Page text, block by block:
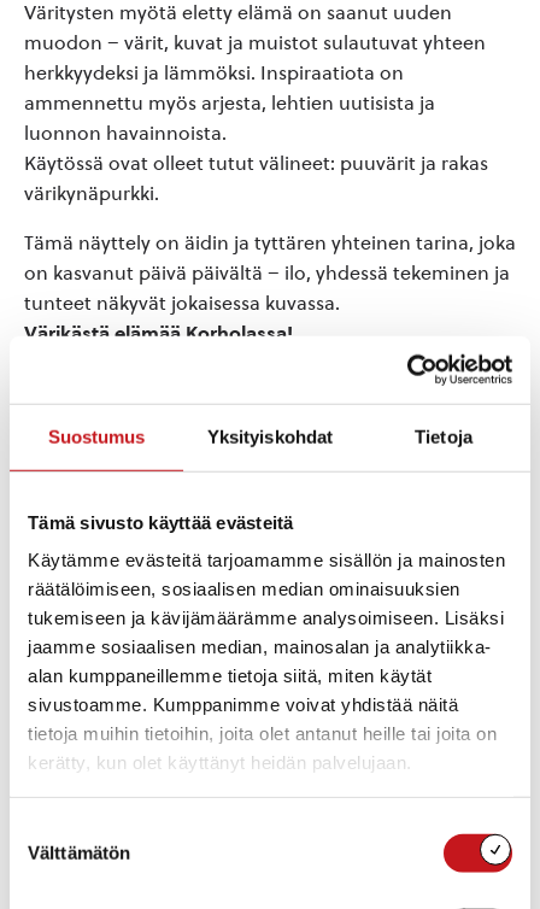
Suostumus Yksityiskohdat Tietoja
Tämä sivusto käyttää evästeitä
Käytämme evästeitä tarjoamamme sisällön ja mainosten
räätälöimiseen, sosiaalisen median ominaisuuksien
tukemiseen ja kävijämäärämme analysoimiseen. Lisäksi
jaamme sosiaalisen median, mainosalan ja analytiikka-
alan kumppaneillemme tietoja siitä, miten käytät
sivustoamme. Kumppanimme voivat yhdistää näitä
tietoja muihin tietoihin, joita olet antanut heille tai joita on
kerätty, kun olet käyttänyt heidän palvelujaan.
valinta
Välttämätön
Väritysten myötä eletty elämä on saanut uuden
muodon – värit, kuvat ja muistot sulautuvat yhteen
herkkyydeksi ja lämmöksi. Inspiraatiota on
ammennettu myös arjesta, lehtien uutisista ja
luonnon havainnoista.
Käytössä ovat olleet tutut välineet: puuvärit ja rakas
värikynäpurkki.
Tämä näyttely on äidin ja tyttären yhteinen tarina, joka
on kasvanut päivä päivältä – ilo, yhdessä tekeminen ja
tunteet näkyvät jokaisessa kuvassa.
Värikästä elämää Korholassa!
on Rautalammilla, Korholan kartanossa
asuva taidemaalari. Hän on toiminut
ammattitaiteilijana vuodesta 1984 ja työskentelee
edelleen Korholan ateljeessaan. Marskin teoksia on
kaupunginkirjastolla, Ars Libera – Kuopion
kuvataiteilijat ry -sivuilla sekä Kuopion
taidelainaamossa. Hänen töissään maalauksellisuus ja
elämän läsnäolo kulkevat käsi kädessä.
Avajaiset ma 3.11.2025 klo 17, kirjaston näyttelytila.